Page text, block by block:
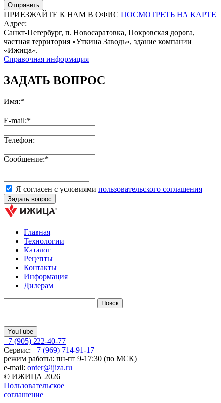
ПРИЕЗЖАЙТЕ К НАМ В ОФИС ПОСМОТРЕТЬ НА КАРТЕ
Адрес:
Санкт-Петербург, п. Новосаратовка, Покровская дорога,
частная территория «Уткина Заводь», здание компании
«Ижица».
Справочная информация
ЗАДАТЬ ВОПРОС
Имя:*
E-mail:*
Телефон:
Сообщение:*
Я согласен с условиями пользовательского соглашения
Главная
Технологии
Каталог
Рецепты
Контакты
Информация
Дилерам
YouTube
+7 (905) 222-40-77
Сервис: +7 (969) 714-91-17
режим работы: пн-пт 9-17:30 (по МСК)
e-mail: order@ijiza.ru
© ИЖИЦА 2026
Пользовательское
соглашение